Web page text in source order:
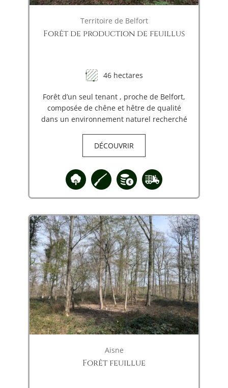
Territoire de Belfort
Forêt de production de feuillus
46 hectares
Forêt d’un seul tenant , proche de Belfort,
composée de chêne et hêtre de qualité
dans un environnement naturel recherché
DÉCOUVRIR
Aisne
Forêt feuillue